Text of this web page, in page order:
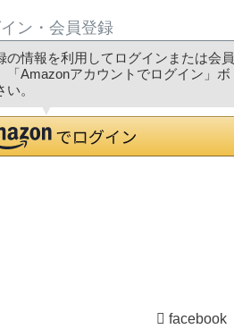
ン・会員登録
の情報を利用してログインまたは会員
「Amazonアカウントでログイン」ボ
。
facebook